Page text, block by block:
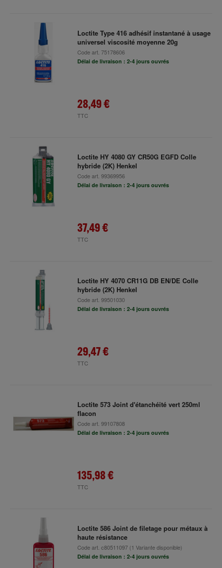
Loctite Type 416 adhésif instantané à usage
universel viscosité moyenne 20g
Code art. 75178606
Délai de livraison : 2-4 jours ouvrés
28,49 €
TTC
Loctite HY 4080 GY CR50G EGFD Colle
hybride (2K) Henkel
Code art. 99369956
Délai de livraison : 2-4 jours ouvrés
37,49 €
TTC
Loctite HY 4070 CR11G DB EN/DE Colle
hybride (2K) Henkel
Code art. 99501030
Délai de livraison : 2-4 jours ouvrés
29,47 €
TTC
Loctite 573 Joint d'étanchéité vert 250ml
flacon
Code art. 99107808
Délai de livraison : 2-4 jours ouvrés
135,98 €
TTC
Loctite 586 Joint de filetage pour métaux à
haute résistance
Code art. c80511097(1 Variante disponible)
Délai de livraison : 2-4 jours ouvrés